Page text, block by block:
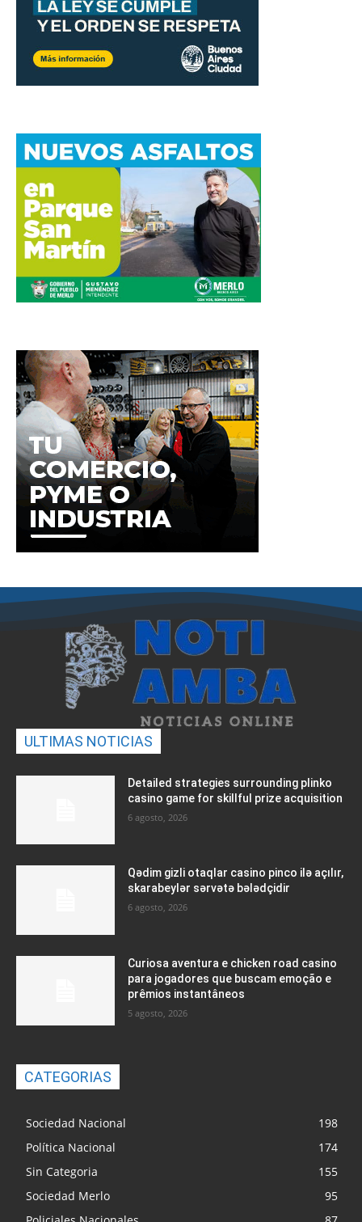
ULTIMAS NOTICIAS
Detailed strategies surrounding plinko
casino game for skillful prize acquisition
6 agosto, 2026
Qədim gizli otaqlar casino pinco ilə açılır,
skarabeylər sərvətə bələdçidir
6 agosto, 2026
Curiosa aventura e chicken road casino
para jogadores que buscam emoção e
prêmios instantâneos
5 agosto, 2026
CATEGORIAS
Sociedad Nacional
198
Política Nacional
174
Sin Categoria
155
Sociedad Merlo
95